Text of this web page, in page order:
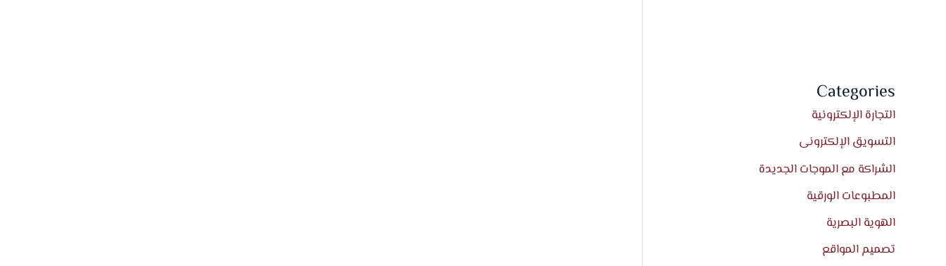
Categories
التجارة الإلكترونية
التسويق الإلكترونى
الشراكة مع الموجات الجديدة
المطبوعات الورقية
الهوية البصرية
تصميم المواقع